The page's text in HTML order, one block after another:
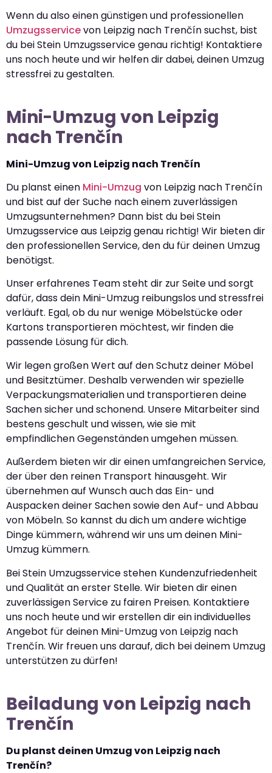
Wenn du also einen günstigen und professionellen
Umzugsservicevon Leipzig nach Trenčín suchst, bist
du bei Stein Umzugsservice genau richtig! Kontaktiere
uns noch heute und wir helfen dir dabei, deinen Umzug
stressfrei zu gestalten.
Mini-Umzug von Leipzig
nach Trenčín
Mini-Umzug von Leipzig nach Trenčín
Du planst einen Mini-Umzug von Leipzig nach Trenčín
und bist auf der Suche nach einem zuverlässigen
Umzugsunternehmen? Dann bist du bei Stein
Umzugsservice aus Leipzig genau richtig! Wir bieten dir
den professionellen Service, den du für deinen Umzug
benötigst.
Unser erfahrenes Team steht dir zur Seite und sorgt
dafür, dass dein Mini-Umzug reibungslos und stressfrei
verläuft. Egal, ob du nur wenige Möbelstücke oder
Kartons transportieren möchtest, wir finden die
passende Lösung für dich.
Wir legen großen Wert auf den Schutz deiner Möbel
und Besitztümer. Deshalb verwenden wir spezielle
Verpackungsmaterialien und transportieren deine
Sachen sicher und schonend. Unsere Mitarbeiter sind
bestens geschult und wissen, wie sie mit
empfindlichen Gegenständen umgehen müssen.
Außerdem bieten wir dir einen umfangreichen Service,
der über den reinen Transport hinausgeht. Wir
übernehmen auf Wunsch auch das Ein- und
Auspacken deiner Sachen sowie den Auf- und Abbau
von Möbeln. So kannst du dich um andere wichtige
Dinge kümmern, während wir uns um deinen Mini-
Umzug kümmern.
Bei Stein Umzugsservice stehen Kundenzufriedenheit
und Qualität an erster Stelle. Wir bieten dir einen
zuverlässigen Service zu fairen Preisen. Kontaktiere
uns noch heute und wir erstellen dir ein individuelles
Angebot für deinen Mini-Umzug von Leipzig nach
Trenčín. Wir freuen uns darauf, dich bei deinem Umzug
unterstützen zu dürfen!
Beiladung von Leipzig nach
Trenčín
Du planst deinen Umzug von Leipzig nach
Trenčín?